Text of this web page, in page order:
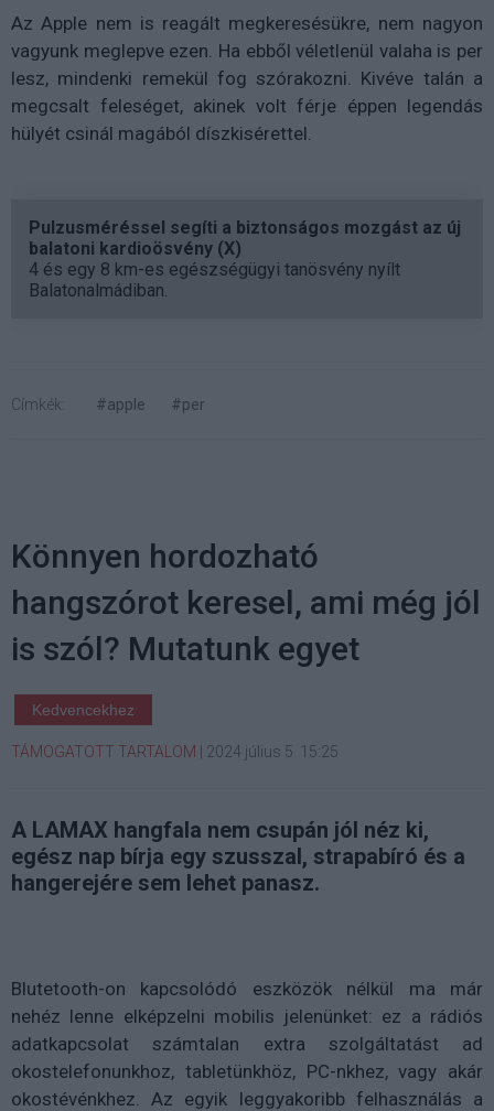
Az Apple nem is reagált megkeresésükre, nem nagyon
vagyunk meglepve ezen. Ha ebből véletlenül valaha is per
lesz, mindenki remekül fog szórakozni. Kivéve talán a
megcsalt feleséget, akinek volt férje éppen legendás
hülyét csinál magából díszkisérettel.
Pulzusméréssel segíti a biztonságos mozgást az új
balatoni kardioösvény (X)
4 és egy 8 km-es egészségügyi tanösvény nyílt
Balatonalmádiban.
Címkék: #apple #per
Könnyen hordozható
hangszórot keresel, ami még jól
is szól? Mutatunk egyet
Kedvencekhez
TÁMOGATOTT TARTALOM 2024 július 5. 15:25
A LAMAX hangfala nem csupán jól néz ki,
egész nap bírja egy szusszal, strapabíró és a
hangerejére sem lehet panasz.
Blutetooth-on kapcsolódó eszközök nélkül ma már
nehéz lenne elképzelni mobilis jelenünket: ez a rádiós
adatkapcsolat számtalan extra szolgáltatást ad
okostelefonunkhoz, tabletünkhöz, PC-nkhez, vagy akár
okostévénkhez. Az egyik leggyakoribb felhasználás a